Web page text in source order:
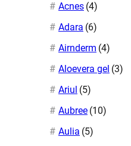
Acnes (4)
Adara (6)
Airnderm (4)
Aloevera gel (3)
Ariul (5)
Aubree (10)
Aulia (5)